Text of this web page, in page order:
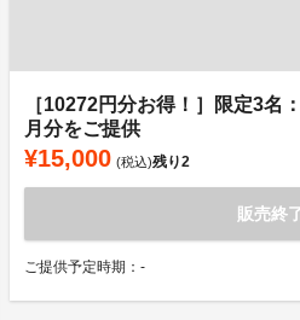
［10272円分お得！］限定3名
月分をご提供
¥15,000 (税込)残り2
販売終
ご提供予定時期：-